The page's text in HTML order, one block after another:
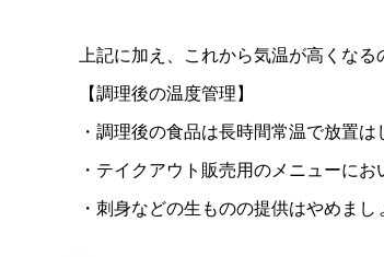
上記に加え、これから気温が高くなる
【調理後の温度管理】
・調理後の食品は長時間常温で放置は
・テイクアウト販売用のメニューに
・刺身などの生ものの提供はやめまし